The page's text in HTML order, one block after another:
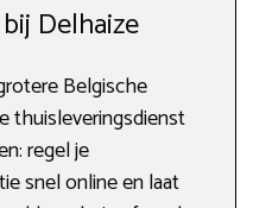
Delhaize
Belgische
thuisleveringsdienst
regel je
snel online en laat